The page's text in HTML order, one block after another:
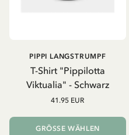
T-Shirt "Pippilotta
Viktualia" - Schwarz
PIPPI LANGSTRUMPF
41.95 EUR
GRÖSSE WÄHLEN